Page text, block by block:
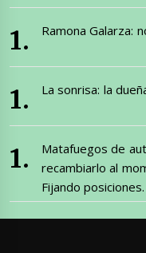
Ramona Galarza:
La sonrisa: la
Matafuegos de
recambiarlo al
Fijando posiciones.